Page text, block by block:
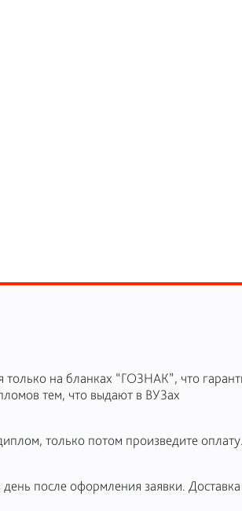
на бланках “ГОЗНАК”, что
тем, что выдают в ВУЗах
только потом произведите
после оформления заявки.